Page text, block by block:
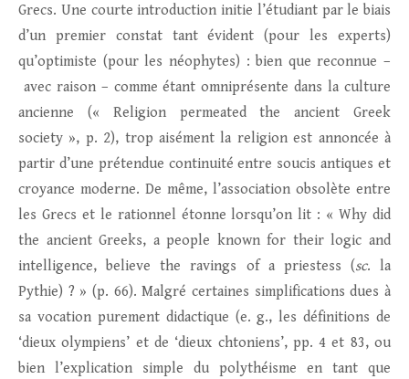
Grecs. Une courte introduction initie l’étudiant par le biais
d’un premier constat tant évident (pour les experts)
qu’optimiste (pour les néophytes) : bien que reconnue –
avec raison – comme étant omniprésente dans la culture
ancienne (« Religion permeated the ancient Greek
society », p. 2), trop aisément la religion est annoncée à
partir d’une prétendue continuité entre soucis antiques et
croyance moderne. De même, l’association obsolète entre
les Grecs et le rationnel étonne lorsqu’on lit : « Why did
the ancient Greeks, a people known for their logic and
intelligence, believe the ravings of a priestess (sc. la
Pythie) ? » (p. 66). Malgré certaines simplifications dues à
sa vocation purement didactique (e. g., les définitions de
‘dieux olympiens’ et de ‘dieux chtoniens’, pp. 4 et 83, ou
bien l’explication simple du polythéisme en tant que